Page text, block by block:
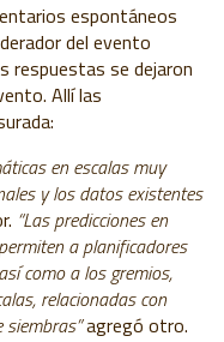
espontáneos
del evento
respuestas se dejaron
Allí las
en escalas muy
y los datos existentes
“Las predicciones en
a planificadores
como a los gremios,
relacionadas con
agregó otro.